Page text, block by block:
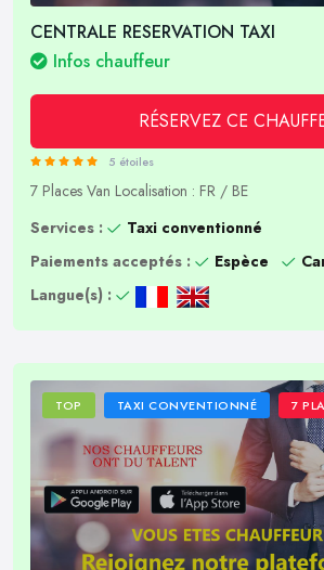
CENTRALE RESERVATION TAXI
Infos chauffeur
RÉSERVEZ CE
5 étoiles
7 Places Van Localisation : FR / BE
Services :
Taxi conventionné
Paiements acceptés :
Espèce
Langue(s) :
TOP TAXI CONVENTIONNÉ 7